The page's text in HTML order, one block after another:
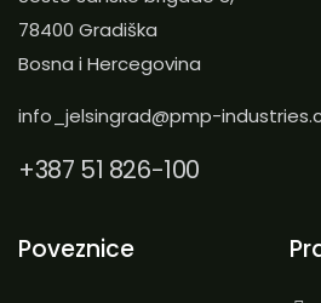
78400 Gradiška
Bosna i Hercegovina
info_jelsingrad@pmp-
+387 51 826-100
Poveznice